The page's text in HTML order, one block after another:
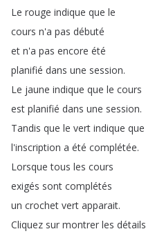
Le rouge indique que le
cours n'a pas débuté
et n'a pas encore été
planifié dans une session.
Le jaune indique que le cours
est planifié dans une session.
Tandis que le vert indique que
l'inscription a été complétée.
Lorsque tous les cours
exigés sont complétés
un crochet vert apparait.
Cliquez sur montrer les détails